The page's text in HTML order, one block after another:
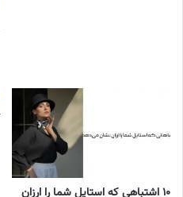
۱۰ اشتباهی که استایل شما را ارزان